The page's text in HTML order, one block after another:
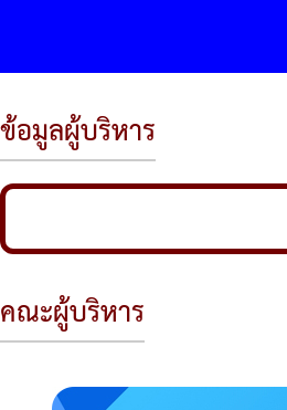
ข้อมูลผู้บริหาร
คณะผู้บริหาร